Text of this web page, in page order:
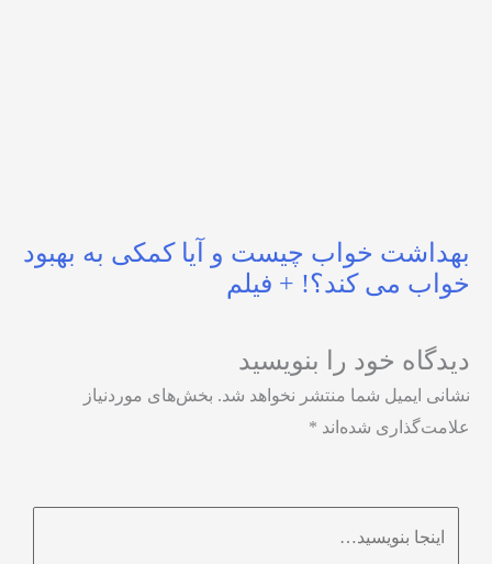
بهداشت خواب چیست و آیا کمکی به بهبود
خواب می کند؟! + فیلم
دیدگاه‌ خود را بنویسید
نشانی ایمیل شما منتشر نخواهد شد. بخش‌های موردنیاز
علامت‌گذاری شده‌اند *
بنویسید…